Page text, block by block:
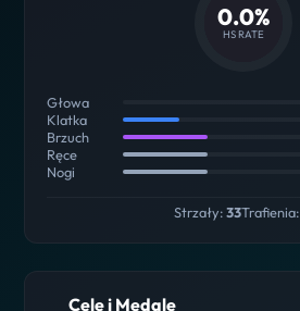
0.0%
HS RATE
Głowa
Klatka
Brzuch
Ręce
Nogi
Strzały:33Trafienia:
Cele i Medale